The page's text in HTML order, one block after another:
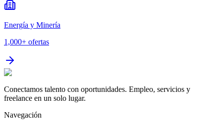
Energía y Minería
1,000+ ofertas
Conectamos talento con oportunidades. Empleo, servicios y
freelance en un solo lugar.
Navegación